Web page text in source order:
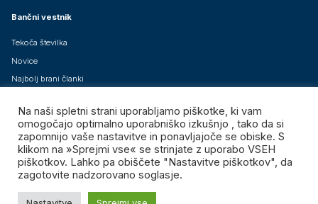
Bančni vestnik
Tekoča številka
Novice
Najbolj brani članki
Brezplačne mednarodne izdaje
Združenje bank Slovenije – GIZ, vse pravice pridržane.
Na naši spletni strani uporabljamo piškotke, ki vam
omogočajo optimalno uporabniško izkušnjo , tako da si
zapomnijo vaše nastavitve in ponavljajoče se obiske. S
klikom na »Sprejmi vse« se strinjate z uporabo VSEH
piškotkov. Lahko pa obiščete "Nastavitve piškotkov", da
zagotovite nadzorovano soglasje.